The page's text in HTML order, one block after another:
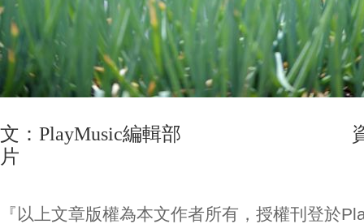
文：PlayMusic編輯部 資料/
片
『以上文章版權為本文作者所有，授權刊登於